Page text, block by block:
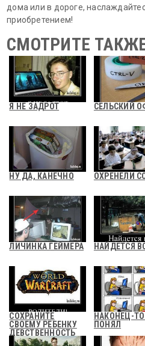
дома или в дороге,
приобретением!
СМОТРИТЕ
Я НЕ ЗАДРОТ СЕЛЬСКИЙ
НУ ДА, КАНЕЧНО ОХРЕНЕЛИ
ЛИЧИНКА ГЕЙМЕРА НАЙДЕТСЯ
СОХРАНИТЕ
СВОЕМУ РЕБЕНКУ
ДЕВСТВЕННОСТЬ
НАКОНЕЦ-ТО
ПОНЯЛ